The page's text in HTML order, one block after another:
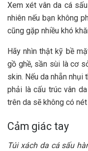
Xem xét vân da cá
nhiên nếu bạn không
cũng gặp nhiều khó
Hãy nhìn thật kỹ bề
gồ ghề, sần sùi là cơ
skin. Nếu da nhẵn nhụi
phải là cấu trúc vân
trên da sẽ không có
Cảm giác tay
Túi xách da cá sấu